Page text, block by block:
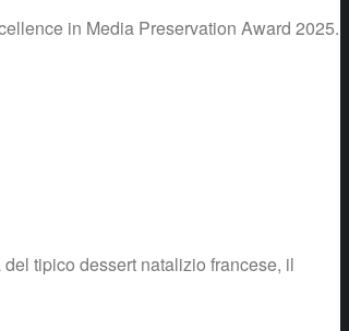
in Media Preservation Award 2025.
tipico dessert natalizio francese, il